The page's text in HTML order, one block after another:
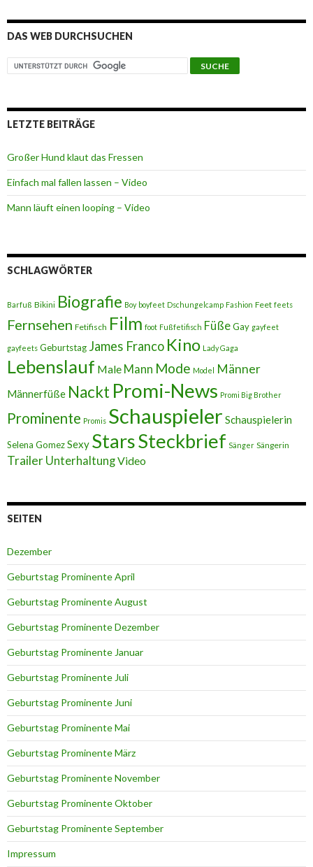
DAS WEB DURCHSUCHEN
LETZTE BEITRÄGE
Großer Hund klaut das Fressen
Einfach mal fallen lassen – Video
Mann läuft einen looping – Video
SCHLAGWÖRTER
Barfuß Bikini Biografie Boy boyfeet Dschungelcamp Fashion Feet feets
Fernsehen Fetifisch Film foot Fußfetifisch FüßeGay gayfeet
gayfeets Geburtstag James Franco Kino Lady Gaga
Lebenslauf Male Mann Mode Model Männer
Männerfüße Nackt Promi-News Promi Big Brother
Prominente Promis Schauspieler Schauspielerin
Selena GomezSexy StarsSteckbrief Sänger Sängerin
Trailer UnterhaltungVideo
SEITEN
Dezember
Geburtstag Prominente April
Geburtstag Prominente August
Geburtstag Prominente Dezember
Geburtstag Prominente Januar
Geburtstag Prominente Juli
Geburtstag Prominente Juni
Geburtstag Prominente Mai
Geburtstag Prominente März
Geburtstag Prominente November
Geburtstag Prominente Oktober
Geburtstag Prominente September
Impressum